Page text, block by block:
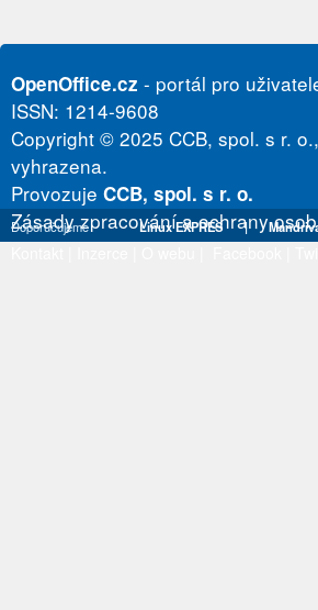
OpenOffice.cz - portál pro
ISSN: 1214-9608
Copyright © 2025 CCB, spol. s r.
vyhrazena.
Provozuje CCB, spol. s r. o.
Zásady zpracování a ochrany
Doporučujeme Linux EXPRES |